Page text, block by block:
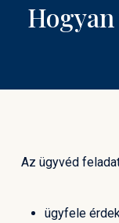
Az ügyvéd
ügyfele